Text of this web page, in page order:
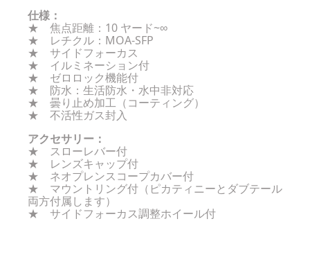
仕様：
★ 焦点距離：10 ヤード~∞
★ レチクル：MOA-SFP
★ サイドフォーカス
★ イルミネーション付
★ ゼロロック機能付
★ 防水：生活防水・水中非対応
★ 曇り止め加工（コーティング）
★ 不活性ガス封入
アクセサリー：
★ スローレバー付
★ レンズキャップ付
★ ネオプレンスコープカバー付
★ マウントリング付（ピカティニーとダブテール
両方付属します）
★ サイドフォーカス調整ホイール付